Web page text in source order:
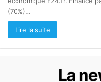
(70%)…
Lire la suite